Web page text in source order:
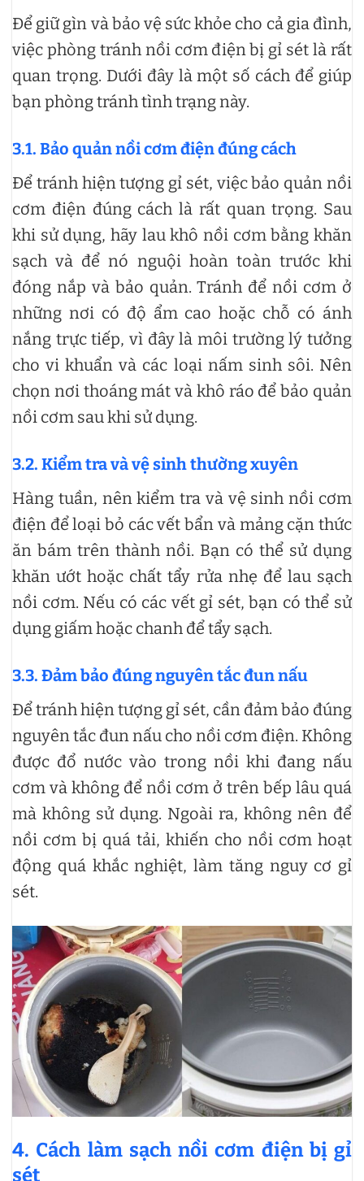
Để giữ gìn và bảo vệ sức khỏe cho cả gia đình,
việc phòng tránh nồi cơm điện bị gỉ sét là rất
quan trọng. Dưới đây là một số cách để giúp
bạn phòng tránh tình trạng này.
3.1. Bảo quản nồi cơm điện đúng cách
Để tránh hiện tượng gỉ sét, việc bảo quản nồi
cơm điện đúng cách là rất quan trọng. Sau
khi sử dụng, hãy lau khô nồi cơm bằng khăn
sạch và để nó nguội hoàn toàn trước khi
đóng nắp và bảo quản. Tránh để nồi cơm ở
những nơi có độ ẩm cao hoặc chỗ có ánh
nắng trực tiếp, vì đây là môi trường lý tưởng
cho vi khuẩn và các loại nấm sinh sôi. Nên
chọn nơi thoáng mát và khô ráo để bảo quản
nồi cơm sau khi sử dụng.
3.2. Kiểm tra và vệ sinh thường xuyên
Hàng tuần, nên kiểm tra và vệ sinh nồi cơm
điện để loại bỏ các vết bẩn và mảng cặn thức
ăn bám trên thành nồi. Bạn có thể sử dụng
khăn ướt hoặc chất tẩy rửa nhẹ để lau sạch
nồi cơm. Nếu có các vết gỉ sét, bạn có thể sử
dụng giấm hoặc chanh để tẩy sạch.
3.3. Đảm bảo đúng nguyên tắc đun nấu
Để tránh hiện tượng gỉ sét, cần đảm bảo đúng
nguyên tắc đun nấu cho nồi cơm điện. Không
được đổ nước vào trong nồi khi đang nấu
cơm và không để nồi cơm ở trên bếp lâu quá
mà không sử dụng. Ngoài ra, không nên để
nồi cơm bị quá tải, khiến cho nồi cơm hoạt
động quá khắc nghiệt, làm tăng nguy cơ gỉ
sét.
4. Cách làm sạch nồi cơm điện bị gỉ
sét